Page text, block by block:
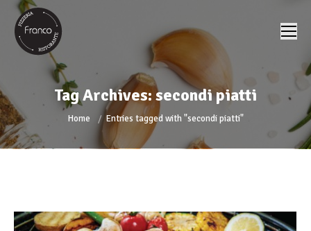
Tag Archives: secondi piatti
You are here:
Home Entries tagged with "secondi piatti"